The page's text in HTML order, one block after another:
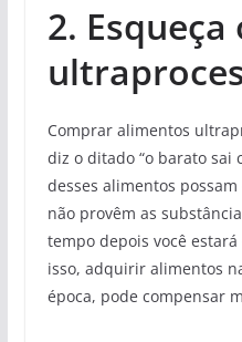
2. Esqueça
Comprar alimentos
diz o ditado “o barato sai
desses alimentos
não provêm as
tempo depois você
isso, adquirir alimentos
época, pode compensar